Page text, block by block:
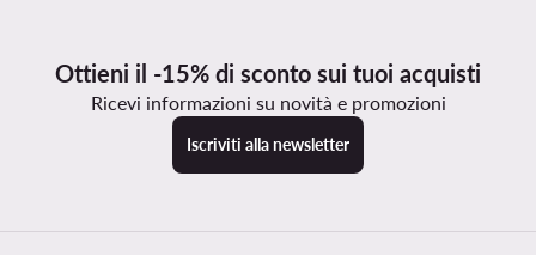
Ottieni il -15% di sconto sui tuoi acquisti
Ricevi informazioni su novità e promozioni
Iscriviti alla newsletter